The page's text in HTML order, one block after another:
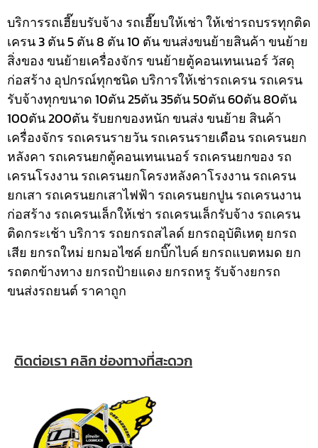
บริการรถเฮี๊ยบรับจ้าง รถเฮี๊ยบให้เช่า ให้เช่ารถบรรทุกติด
เครน 3 ตัน 5 ตัน 8 ตัน 10 ตัน ขนส่งขนย้ายสินค้า ขนย้าย
สิ่งของ ขนย้ายเครื่องจักร ขนย้ายตู้คอนเทนเนอร์ วัสดุ
ก่อสร้าง อุปกรณ์ทุกชนิดบริการให้เช่ารถเครน รถเครน
รับจ้างทุกขนาด 10ตัน 25ตัน 35ตัน 50ตัน 60ตัน 80ตัน
100ตัน 200ตัน รับยกของหนัก ขนส่ง ขนย้าย สินค้า
เครื่องจักร รถเครนรายวัน รถเครนรายเดือน รถเครนยก
หลังคา รถเครนยกตู้คอนเทนเนอร์ รถเครนยกของ รถ
เครนโรงงาน รถเครนยกโครงหลังคาโรงงาน รถเครน
ยกเสา รถเครนยกเสาไฟฟ้า รถเครนยกปูน รถเครนงาน
ก่อสร้าง รถเครนเล็กให้เช่า รถเครนเล็กรับจ้าง รถเครน
ติดกระเช้าบริการ รถยกรถสไลด์ ยกรถอุบัติเหตุ ยกรถ
เสีย ยกรถใหม่ ยกมอไซค์ ยกบิ๊กไบค์ ยกรถแบตหมด ยก
รถตกข้างทาง ยกรถป้ายแดง ยกรถหรู รับจ้างยกรถ
ขนส่งรถยนต์ ราคาถูก
ติดต่อเรา คลิก ช่องทางที่สะดวก